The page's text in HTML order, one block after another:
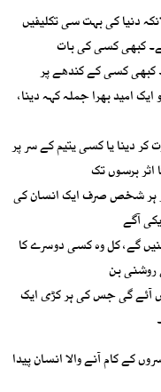
دنیا کی بہت سی تکلیفیں
کبھی کسی کی بات
کسی کے کندھے پر
امید بھرا جملہ کہہ دینا،
دینا یا کسی یتیم کے سر پر
اثر برسوں تک
ہر شخص صرف ایک انسان کی
آگے
گے، کل وہ کسی دوسرے کا
روشنی بن
آئے گی جس کی ہر کڑی ایک
کے کام آنے والا انسان پیدا